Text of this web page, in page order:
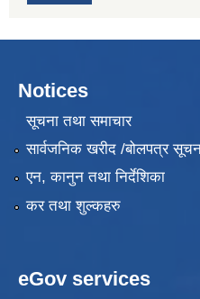
Notices
सूचना तथा समाचार
सार्वजनिक खरीद /बोलपत्र
एन, कानुन तथा निर्देशिका
कर तथा शुल्कहरु
eGov services